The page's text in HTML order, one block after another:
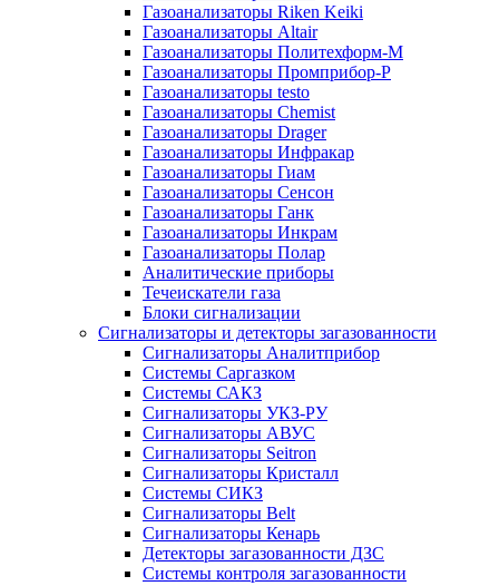
Газоанализаторы Riken Keiki
Газоанализаторы Altair
Газоанализаторы Политехформ-М
Газоанализаторы Промприбор-Р
Газоанализаторы testo
Газоанализаторы Chemist
Газоанализаторы Drager
Газоанализаторы Инфракар
Газоанализаторы Гиам
Газоанализаторы Сенсон
Газоанализаторы Ганк
Газоанализаторы Инкрам
Газоанализаторы Полар
Аналитические приборы
Течеискатели газа
Блоки сигнализации
Сигнализаторы и детекторы загазованности
Сигнализаторы Аналитприбор
Системы Саргазком
Системы САКЗ
Сигнализаторы УКЗ-РУ
Сигнализаторы АВУС
Сигнализаторы Seitron
Сигнализаторы Кристалл
Системы СИКЗ
Сигнализаторы Belt
Сигнализаторы Кенарь
Детекторы загазованности ДЗС
Системы контроля загазованности